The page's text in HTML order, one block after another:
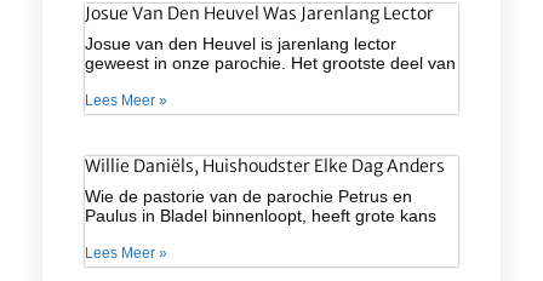
Josue Van Den Heuvel Was Jarenlang Lector
Josue van den Heuvel is jarenlang lector
geweest in onze parochie. Het grootste deel van
Lees Meer »
Willie Daniëls, Huishoudster Elke Dag Anders
Wie de pastorie van de parochie Petrus en
Paulus in Bladel binnenloopt, heeft grote kans
Lees Meer »